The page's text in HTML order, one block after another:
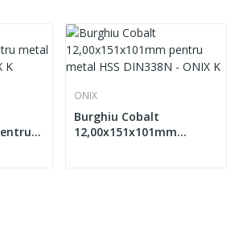
ONIX
Burghiu Cobalt
12,00x151x101mm